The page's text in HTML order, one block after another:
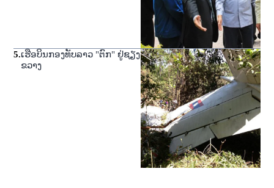
5.ເຮືອບິນກອງທັບລາວ "ຕົກ" ຢູ່ຊຽງ
ຂວາງ